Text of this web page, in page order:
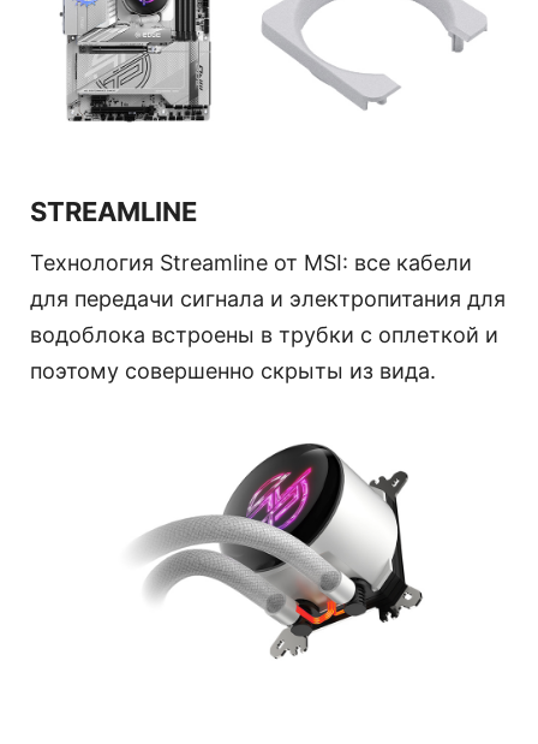
STREAMLINE
Технология Streamline от MSI: все кабели
для передачи сигнала и электропитания для
водоблока встроены в трубки с оплеткой и
поэтому совершенно скрыты из вида.